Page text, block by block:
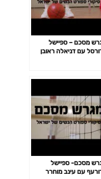
מסכם – ספיישל
עם דניאלה ראובן
מסכם- ספיישל
עם עינב מוחרר